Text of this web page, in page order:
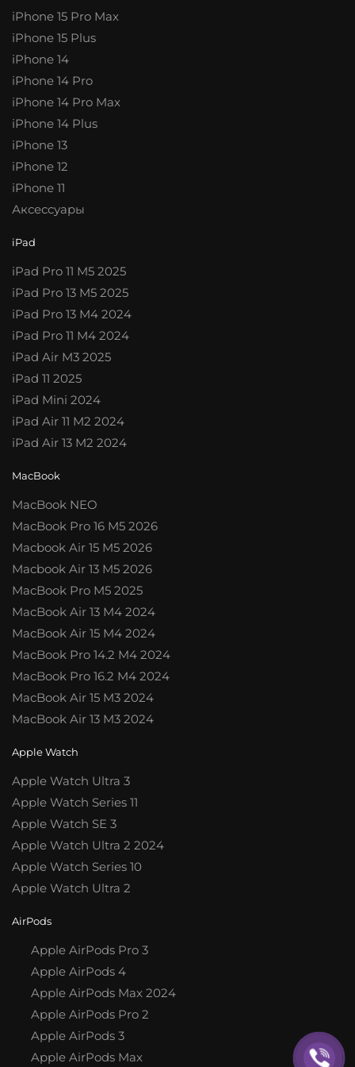
iPhone 15 Pro Max
iPhone 15 Plus
iPhone 14
iPhone 14 Pro
iPhone 14 Pro Max
iPhone 14 Plus
iPhone 13
iPhone 12
iPhone 11
Аксессуары
iPad
iPad Pro 11 M5 2025
iPad Pro 13 M5 2025
iPad Pro 13 M4 2024
iPad Pro 11 M4 2024
iPad Air M3 2025
iPad 11 2025
iPad Mini 2024
iPad Air 11 M2 2024
iPad Air 13 M2 2024
MacBook
MacBook NEO
MacBook Pro 16 M5 2026
Macbook Air 15 M5 2026
Macbook Air 13 M5 2026
MacBook Pro M5 2025
MacBook Air 13 M4 2024
MacBook Air 15 M4 2024
MacBook Pro 14.2 M4 2024
MacBook Pro 16.2 M4 2024
MacBook Air 15 M3 2024
MacBook Air 13 M3 2024
Apple Watch
Apple Watch Ultra 3
Apple Watch Series 11
Apple Watch SE 3
Apple Watch Ultra 2 2024
Apple Watch Series 10
Apple Watch Ultra 2
AirPods
Apple AirPods Pro 3
Apple AirPods 4
Apple AirPods Max 2024
Apple AirPods Pro 2
Apple AirPods 3
Apple AirPods Max